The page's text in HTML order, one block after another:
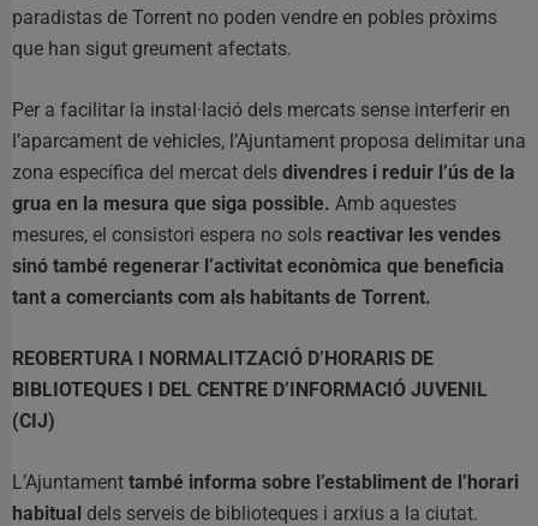
paradistas de Torrent no poden vendre en pobles pròxims
que han sigut greument afectats.
Per a facilitar la instal·lació dels mercats sense interferir en
l’aparcament de vehicles, l’Ajuntament proposa delimitar una
zona específica del mercat dels divendres i reduir l’ús de la
grua en la mesura que siga possible. Amb aquestes
mesures, el consistori espera no sols reactivar les vendes
sinó també regenerar l’activitat econòmica que beneficia
tant a comerciants com als habitants de Torrent.
REOBERTURA I NORMALITZACIÓ D’HORARIS DE
BIBLIOTEQUES I DEL CENTRE D’INFORMACIÓ JUVENIL
(CIJ)
L’Ajuntament també informa sobre l’establiment de l’horari
habitual dels serveis de biblioteques i arxius a la ciutat.